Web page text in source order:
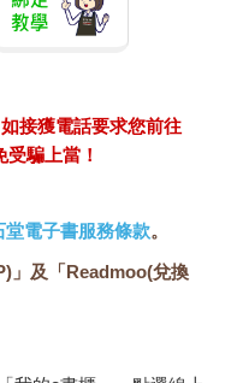
接獲電話要求您前往
騙上當！
堂電子書服務條款。
」及「Readmoo(兌換